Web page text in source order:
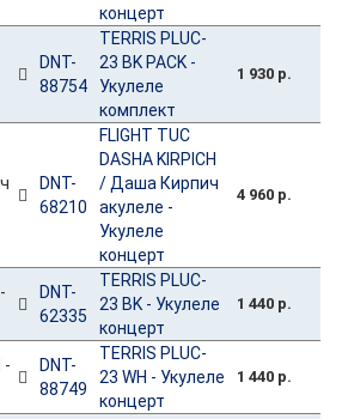
концерт
DNT-
88754
TERRIS PLUC-
23 BK PACK -
Укулеле
комплект
1 930 р.
DNT-
68210
FLIGHT TUC
DASHA KIRPICH
/ Даша Кирпич
акулеле -
Укулеле
концерт
4 960 р.
DNT-
62335
TERRIS PLUC-
23 BK - Укулеле
концерт
1 440 р.
DNT-
88749
TERRIS PLUC-
23 WH - Укулеле
концерт
1 440 р.